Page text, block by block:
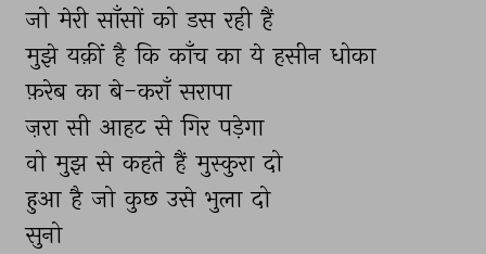
जो मेरी साँसों को डस रही हैं
मुझे यक़ीं है कि काँच का ये हसीन धोका
फ़रेब का बे-कराँ सरापा
ज़रा सी आहट से गिर पड़ेगा
वो मुझ से कहते हैं मुस्कुरा दो
हुआ है जो कुछ उसे भुला दो
सुनो